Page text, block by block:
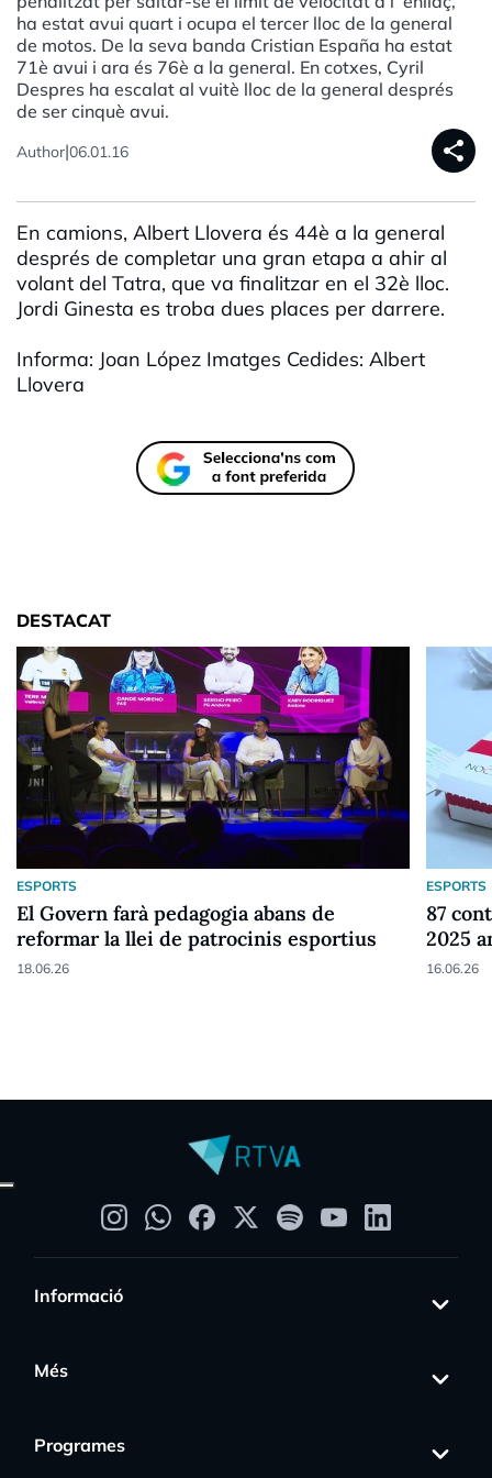
ha estat avui quart i ocupa el tercer lloc de la general
de motos. De la seva banda Cristian España ha estat
71è avui i ara és 76è a la general. En cotxes, Cyril
Despres ha escalat al vuitè lloc de la general després
de ser cinquè avui.
Author|06.01.16 share
En camions, Albert Llovera és 44è a la general
després de completar una gran etapa a ahir al
volant del Tatra, que va finalitzar en el 32è lloc.
Jordi Ginesta es troba dues places per darrere.
Informa: Joan López Imatges Cedides: Albert
Llovera
DESTACAT
ESPORTS
El Govern farà pedagogia abans de
reformar la llei de patrocinis esportius
18.06.26
ESPORTS
87
2025
16.06.26
Informació
Més
Programes